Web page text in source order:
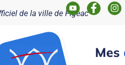
de la ville de Figeac
Mes